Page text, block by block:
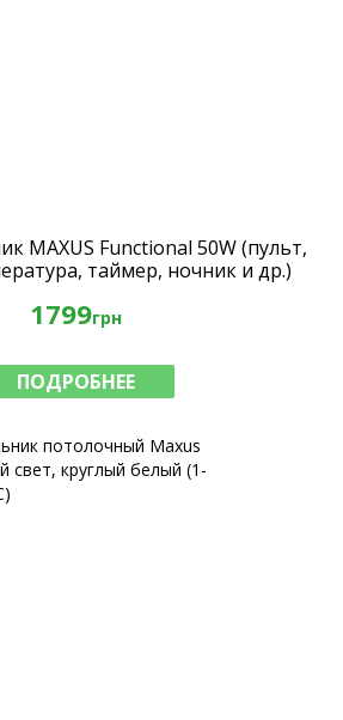
MAXUS Functional 50W (пульт,
таймер, ночник и др.)
1799грн
ПОДРОБНЕЕ